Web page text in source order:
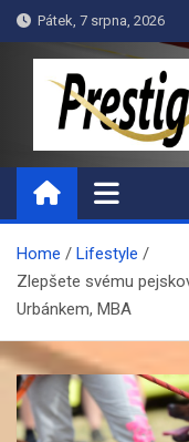
Skip
to
Pátek, 7 srpna, 2026
Home
Lifestyle
Zlepšete svému
Urbánkem, MBA